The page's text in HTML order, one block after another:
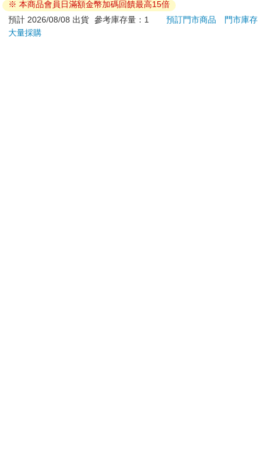
若非上列種類商品，均享有到貨7天的猶豫期（含例假
日）。
辦理退換貨時，商品（組合商品恕無法接受單獨退貨）必須
※ 本商品會員日滿額金幣加碼回饋最高15倍
預計 2026/08/08 出貨 參考庫存量：1 預訂門市商品
門市庫存
大量採購